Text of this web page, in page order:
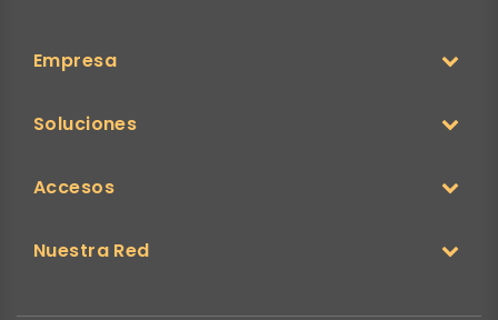
Empresa
Soluciones
Accesos
Nuestra Red